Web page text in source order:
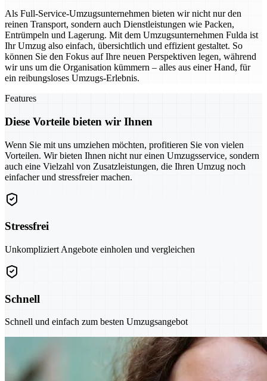
Als Full-Service-Umzugsunternehmen bieten wir nicht nur den
reinen Transport, sondern auch Dienstleistungen wie Packen,
Entrümpeln und Lagerung. Mit dem Umzugsunternehmen Fulda ist
Ihr Umzug also einfach, übersichtlich und effizient gestaltet. So
können Sie den Fokus auf Ihre neuen Perspektiven legen, während
wir uns um die Organisation kümmern – alles aus einer Hand, für
ein reibungsloses Umzugs-Erlebnis.
Features
Diese Vorteile bieten wir Ihnen
Wenn Sie mit uns umziehen möchten, profitieren Sie von vielen
Vorteilen. Wir bieten Ihnen nicht nur einen Umzugsservice, sondern
auch eine Vielzahl von Zusatzleistungen, die Ihren Umzug noch
einfacher und stressfreier machen.
Stressfrei
Unkompliziert Angebote einholen und vergleichen
Schnell
Schnell und einfach zum besten Umzugsangebot